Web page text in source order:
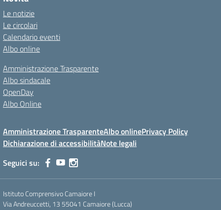
Le notizie
Le circolari
Calendario eventi
Albo online
Amministrazione Trasparente
Albo sindacale
OpenDay
Albo Online
Amministrazione TrasparenteAlbo onlinePrivacy Policy
Dichiarazione di accessibilitàNote legali
Seguici su:
Istituto Comprensivo Camaiore I
Via Andreuccetti, 13 55041 Camaiore (Lucca)